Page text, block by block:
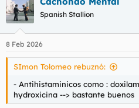
c
i
e
s
Spanish Stallion
8 Feb 2026
SImon Tolomeo rebuznó:
- Antihistaminicos como :
hydroxicina --> bastante buenos